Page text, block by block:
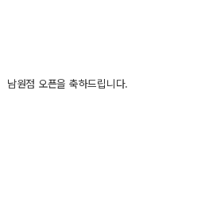
남원점 오픈을 축하드립니다.